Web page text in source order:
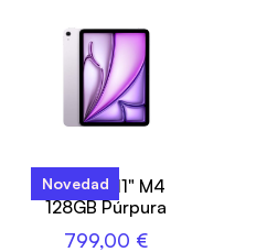
Novedad
iPad Air 11" M4
128GB Púrpura
799,00 €